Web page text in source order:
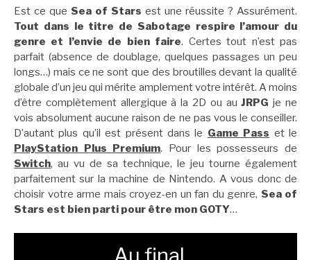
Est ce que Sea of Stars est une réussite ? Assurément.
Tout dans le titre de Sabotage respire l’amour du
genre et l’envie de bien faire. Certes tout n’est pas
parfait (absence de doublage, quelques passages un peu
longs…) mais ce ne sont que des broutilles devant la qualité
globale d’un jeu qui mérite amplement votre intérêt. A moins
d’être complètement allergique à la 2D ou auJRPG je ne
vois absolument aucune raison de ne pas vous le conseiller.
D’autant plus qu’il est présent dans le Game Pass et le
PlayStation Plus Premium. Pour les possesseurs de
Switch, au vu de sa technique, le jeu tourne également
parfaitement sur la machine de Nintendo. A vous donc de
choisir votre arme mais croyez-en un fan du genre, Sea of
Stars est bien parti pour être mon GOTY…